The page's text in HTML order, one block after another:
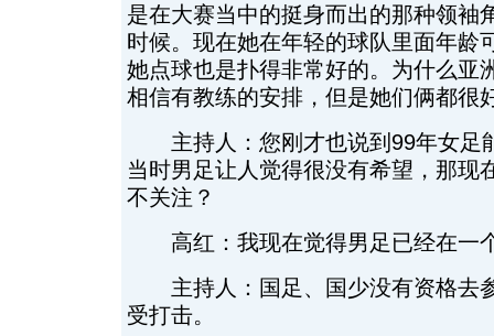
是在大赛当中的挺身而出的那种领袖
时候。现在她在年轻的球队里面年龄
她点球也是扑得非常好的。为什么亚
相信有教练的安排，但是她们俩都很
主持人：您刚才也说到99年女足
当时男足让人觉得很没有希望，那现
不关注？
高红：我现在觉得男足已经在一
主持人：国足、国少没有资格去
受打击。